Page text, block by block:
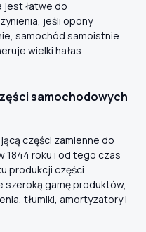
jest łatwe do
jeśli opony
samochód samoistnie
wielki hałas
samochodowych
części zamienne do
1844 roku i od tego czas
produkcji części
szeroką gamę produktów,
tłumiki, amortyzatory i